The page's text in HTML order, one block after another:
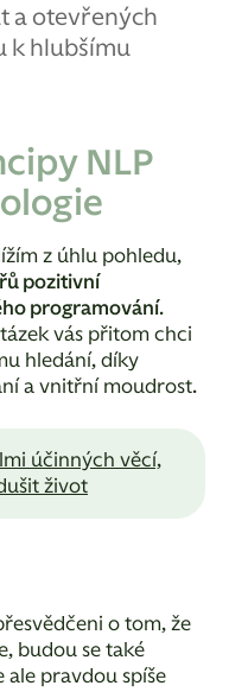
a otevřených
k hlubšímu
NLP
z úhlu pohledu,
pozitivní
programování.
vás přitom chci
hledání, díky
a vnitřní moudrost.
účinných věcí,
život
o tom, že
budou se také
ale pravdou spíše